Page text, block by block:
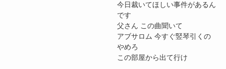
今日裁いてほしい事件があるん
です
父さん この曲聞いて
アブサロム 今すぐ竪琴引くの
やめろ
この部屋から出て行け